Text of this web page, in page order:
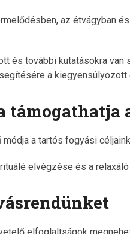
az étvágyban
és további kutatásokra
a
a tartós fogyási
elvégzése és a